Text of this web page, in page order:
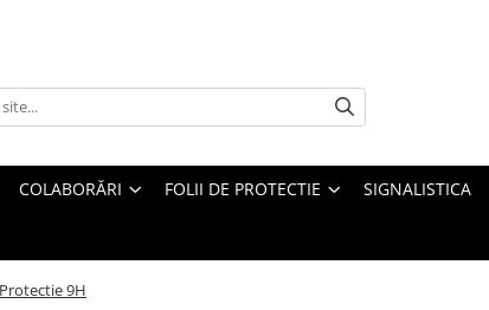
COLABORĂRI FOLII DE PROTECTIE SIGNALISTICA
9H